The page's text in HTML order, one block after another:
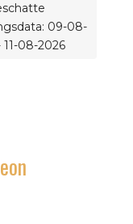
09-08-
11-08-2026